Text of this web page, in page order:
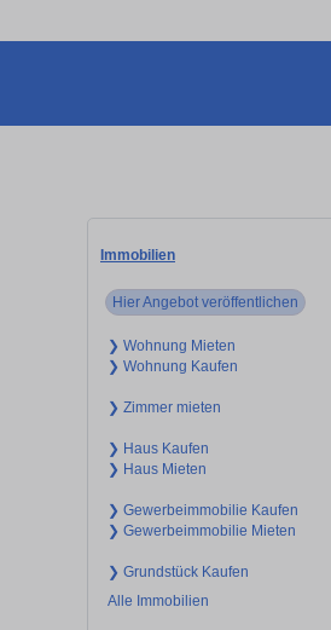
Immobilien
Hier Angebot veröffentlichen
❯ Wohnung Mieten
❯ Wohnung Kaufen
❯ Zimmer mieten
❯ Haus Kaufen
❯ Haus Mieten
❯ Gewerbeimmobilie Kaufen
❯ Gewerbeimmobilie Mieten
❯ Grundstück Kaufen
Alle Immobilien